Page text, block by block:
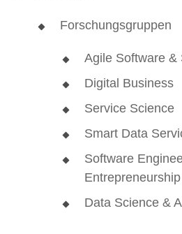
Forschungsgruppen
Agile Software &
Digital Business
Service Science
Smart Data
Software
Data Science &